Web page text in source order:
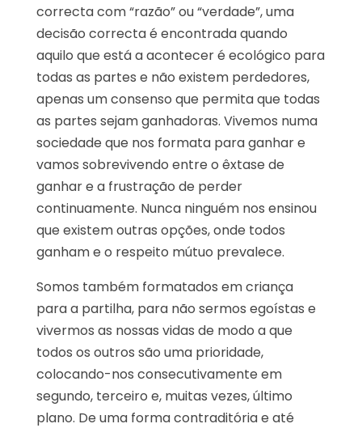
correcta com “razão” ou “verdade”, uma
decisão correcta é encontrada quando
aquilo que está a acontecer é ecológico para
todas as partes e não existem perdedores,
apenas um consenso que permita que todas
as partes sejam ganhadoras. Vivemos numa
sociedade que nos formata para ganhar e
vamos sobrevivendo entre o êxtase de
ganhar e a frustração de perder
continuamente. Nunca ninguém nos ensinou
que existem outras opções, onde todos
ganham e o respeito mútuo prevalece.
Somos também formatados em criança
para a partilha, para não sermos egoístas e
vivermos as nossas vidas de modo a que
todos os outros são uma prioridade,
colocando-nos consecutivamente em
segundo, terceiro e, muitas vezes, último
plano. De uma forma contraditória e até